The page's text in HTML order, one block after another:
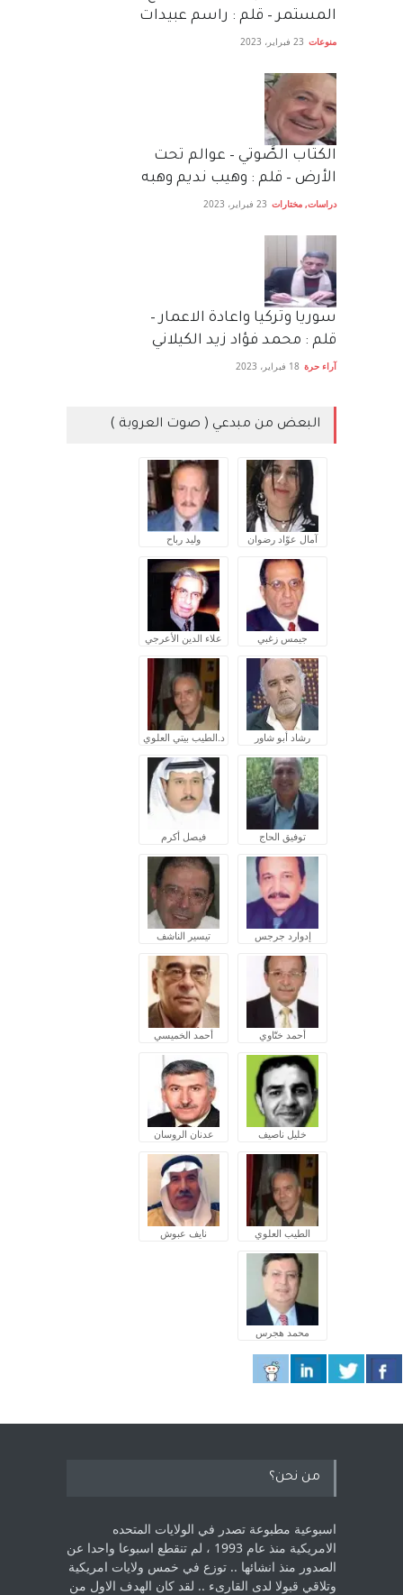
المستمر – قلم : راسم عبيدات
منوعات 23 فبراير، 2023
الكتاب الصَّوتي – عوالم تحت
الأرض – قلم : وهيب نديم وهبه
دراسات, مختارات 23 فبراير، 2023
سوريا وتركيا واعادة الاعمار –
قلم : محمد فؤاد زيد الكيلاني
آراء حرة 18 فبراير، 2023
البعض من مبدعي ( صوت العروبة )
آمال عوّاد رضوان وليد رباح
جيمس زغبي علاء الدين الأعرجي
رشاد أبو شاور د.الطيب بيتي العلوي
توفيق الحاج فيصل أكرم
إدوارد جرجس تيسير الناشف
أحمد ختّاوي أحمد الخميسي
خليل ناصيف عدنان الروسان
الطيب العلوي نايف عبوش
محمد هجرس
من نحن؟
اسبوعية مطبوعة تصدر في الولايات المتحده
الامريكية منذ عام 1993 ، لم ‏تنقطع اسبوعا واحدا عن
الصدور منذ انشائها .. توزع في خمس ولايات امريكية
‏وتلاقي قبولا لدى القارىء ..‏ لقد كان الهدف الاول من